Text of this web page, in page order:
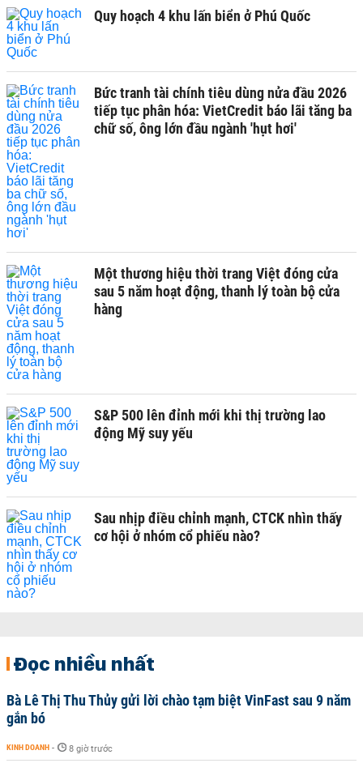
Quy hoạch 4 khu lấn biển ở Phú Quốc
Bức tranh tài chính tiêu dùng nửa đầu 2026
tiếp tục phân hóa: VietCredit báo lãi tăng ba
chữ số, ông lớn đầu ngành 'hụt hơi'
Một thương hiệu thời trang Việt đóng cửa
sau 5 năm hoạt động, thanh lý toàn bộ cửa
hàng
S&P 500 lên đỉnh mới khi thị trường lao
động Mỹ suy yếu
Sau nhịp điều chỉnh mạnh, CTCK nhìn thấy
cơ hội ở nhóm cổ phiếu nào?
Đọc nhiều nhất
Bà Lê Thị Thu Thủy gửi lời chào tạm biệt VinFast sau 9 năm
gắn bó
KINH DOANH - 8 giờ trước